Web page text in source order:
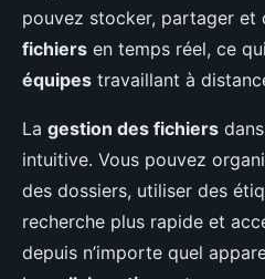
pouvez stocker, partager et
fichiers en temps réel, ce
équipes travaillant à
La gestion des fichiers dans
intuitive. Vous pouvez
des dossiers, utiliser des
recherche plus rapide et
depuis n’importe quel